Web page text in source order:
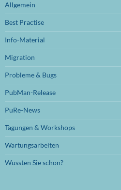
Allgemein
Best Practise
Info-Material
Migration
Probleme & Bugs
PubMan-Release
PuRe-News
Tagungen & Workshops
Wartungsarbeiten
Wussten Sie schon?